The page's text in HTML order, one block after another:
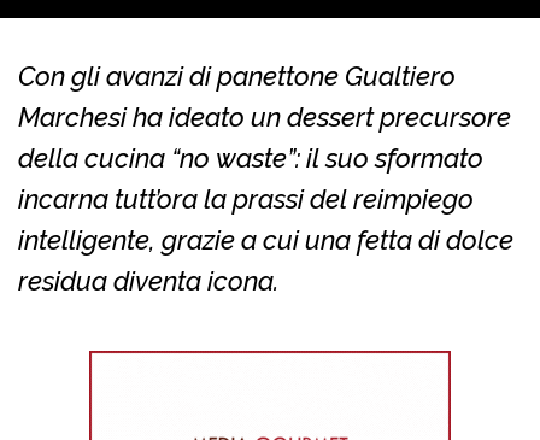
Con gli avanzi di panettone Gualtiero
Marchesi ha ideato un dessert precursore
della cucina “no waste”: il suo sformato
incarna tutt’ora la prassi del reimpiego
intelligente, grazie a cui una fetta di dolce
residua diventa icona.